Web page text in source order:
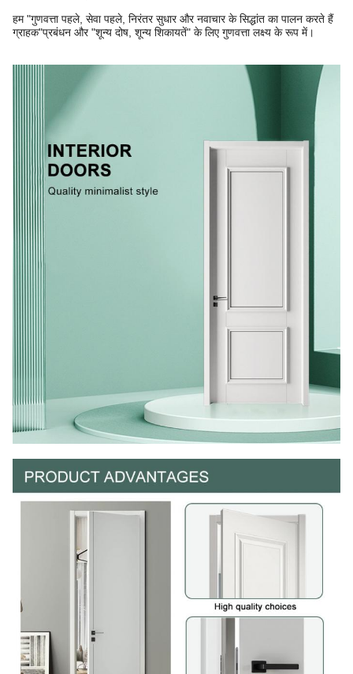
हम "गुणवत्ता पहले, सेवा पहले, निरंतर सुधार और नवाचार के सिद्धांत का पालन करते हैं
ग्राहक"प्रबंधन और "शून्य दोष, शून्य शिकायतें" के लिए गुणवत्ता लक्ष्य के रूप में।